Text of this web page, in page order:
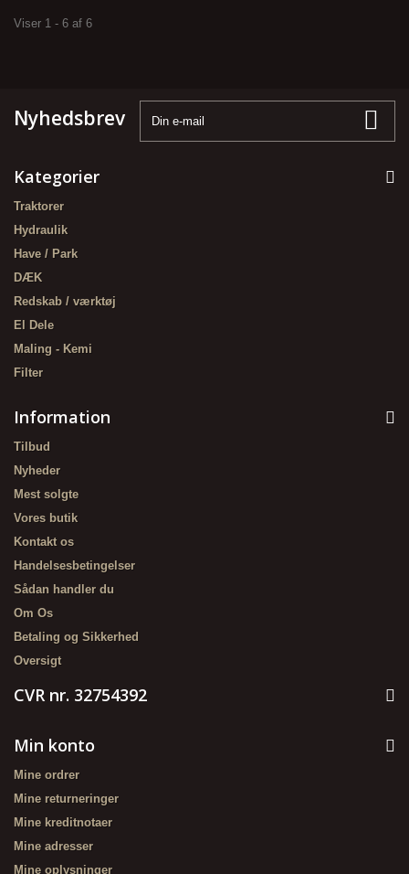
Viser 1 - 6 af 6
Nyhedsbrev
Kategorier
Traktorer
Hydraulik
Have / Park
DÆK
Redskab / værktøj
El Dele
Maling - Kemi
Filter
Information
Tilbud
Nyheder
Mest solgte
Vores butik
Kontakt os
Handelsesbetingelser
Sådan handler du
Om Os
Betaling og Sikkerhed
Oversigt
CVR nr. 32754392
Min konto
Mine ordrer
Mine returneringer
Mine kreditnotaer
Mine adresser
Mine oplysninger